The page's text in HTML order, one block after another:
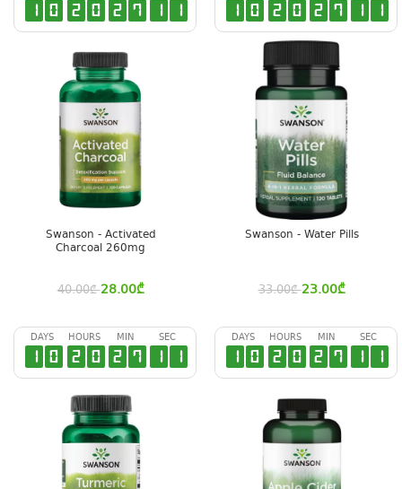
1 0 2 0 2 7 1 0
Swanson - Activated
Charcoal 260mg
40.00₾ 28.00₾
1 0 2 0 2 7 1 0
Swanson - Water Pills
33.00₾ 23.00₾
DAYS
1 0
HOURS
2 0
MIN
2 7
SEC
1 0
DAYS
1 0
HOURS
2 0
MIN
2 7
SEC
1 0